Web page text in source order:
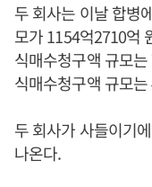
두 회사는 이날 합병
모가 1154억2710억
식매수청구액 규모
식매수청구액 규모
두 회사가 사들이기
나온다.